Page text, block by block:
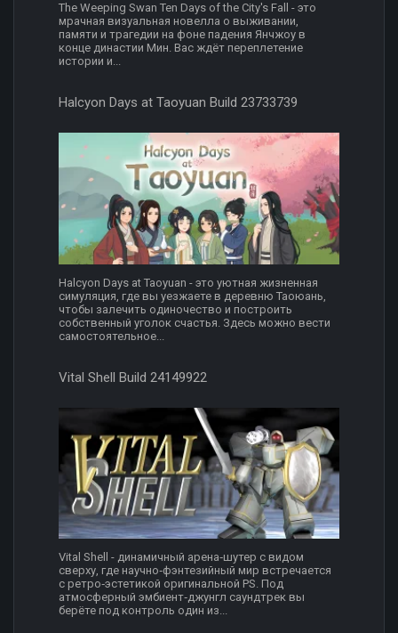
The Weeping Swan Ten Days of the City's Fall - это
мрачная визуальная новелла о выживании,
памяти и трагедии на фоне падения Янчжоу в
конце династии Мин. Вас ждёт переплетение
истории и...
Halcyon Days at Taoyuan Build 23733739
Halcyon Days at Taoyuan - это уютная жизненная
симуляция, где вы уезжаете в деревню Таоюань,
чтобы залечить одиночество и построить
собственный уголок счастья. Здесь можно вести
самостоятельное...
Vital Shell Build 24149922
Vital Shell - динамичный арена‑шутер с видом
сверху, где научно‑фэнтезийный мир встречается
с ретро‑эстетикой оригинальной PS. Под
атмосферный эмбиент‑джунгл саундтрек вы
берёте под контроль один из...